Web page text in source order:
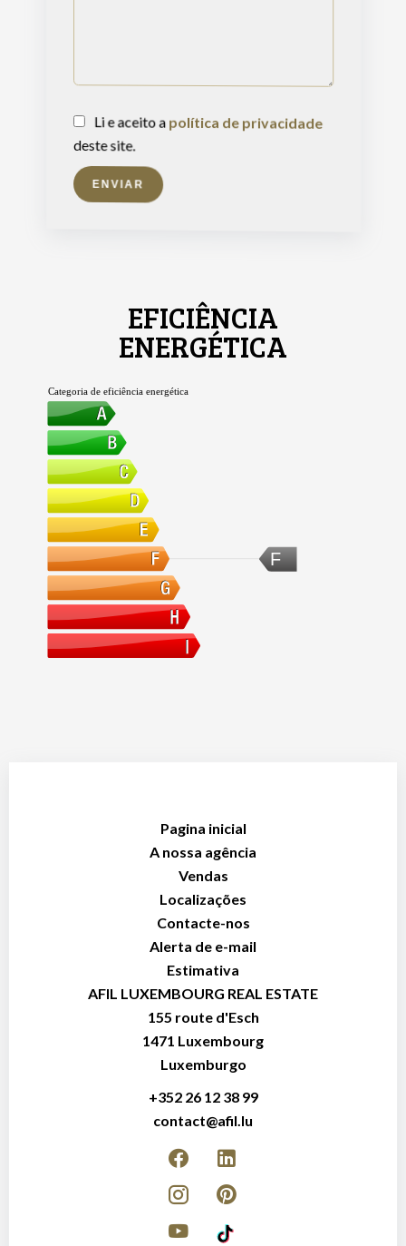
Li e aceito a política de privacidade
deste site.
ENVIAR
EFICIÊNCIA
ENERGÉTICA
F
Categoria de eficiência energética
Pagina inicial
A nossa agência
Vendas
Localizações
Contacte-nos
Alerta de e-mail
Estimativa
AFIL LUXEMBOURG REAL ESTATE
155 route d'Esch
1471 Luxembourg
Luxemburgo
+352 26 12 38 99
contact@afil.lu